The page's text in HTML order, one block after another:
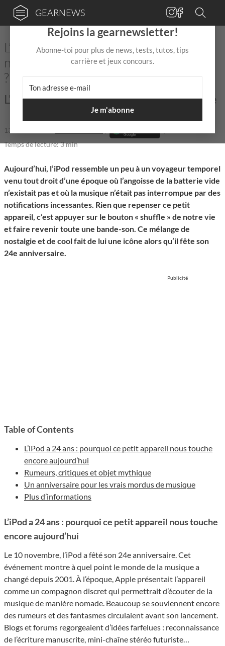
GEARNEWS
L’iPod, toujours plus cool que de
nombreuses applications de streaming
?
L'objet qui a rendu la musique numérique
13 Nov 2025
Temps de lecture: 3 min
Aujourd’hui, l’iPod ressemble un peu à un voyageur temporel
venu tout droit d’une époque où l’angoisse de la batterie vide
n’existait pas et où la musique n’était pas interrompue par des
notifications incessantes. Rien que repenser ce petit
appareil, c’est appuyer sur le bouton « shuffle » de notre vie
et faire revenir toute une bande-son. Ce mélange de
nostalgie et de cool fait de lui une icône alors qu’il fête son
24e anniversaire.
Publicité
Table of Contents
L’iPod a 24 ans : pourquoi ce petit appareil nous touche
encore aujourd’hui
Rumeurs, critiques et objet mythique
Un anniversaire pour les vrais mordus de musique
Plus d’informations
L’iPod a 24 ans : pourquoi ce petit appareil nous touche
encore aujourd’hui
Le 10 novembre, l’iPod a fêté son 24e anniversaire. Cet
événement montre à quel point le monde de la musique a
changé depuis 2001. À l’époque, Apple présentait l’appareil
comme un compagnon discret qui permettrait d’écouter de la
musique de manière nomade. Beaucoup se souviennent encore
des rumeurs et des fantasmes circulaient avant son lancement.
Blogs et forums regorgeaient d’idées farfelues : reconnaissance
de l’écriture manuscrite, mini-chaîne stéréo futuriste…
×
Rejoins la gearnewsletter!
Abonne-toi pour plus de news, tests, tutos, tips
carrière et jeux concours.
Je m'abonne